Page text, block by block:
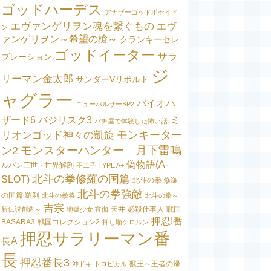
ゴッドハーデス アナザーゴッドポセイド
ン エヴァンゲリヲン魂を繋ぐもの エヴ
ァンゲリヲン～希望の槍～ クランキーセレ
ブレーション ゴッドイーター サラ
リーマン金太郎 サンダーVリボルト
ジ
ャグラー
ニューパルサーSP2 バイオハ
ザード6 バジリスク3 パチ屋で体験した怖い話
ミ
リオンゴッド神々の凱旋 モンキーター
ン2 モンスターハンター 月下雷鳴
ルパン三世・世界解剖 不二子 TYPE A+ 偽物語(A-
SLOT) 北斗の拳修羅の国篇 北斗の拳 修羅
の国篇 羅刹 北斗の拳将 北斗の拳強敵 北斗の拳～
新伝説創造～ 吉宗 地獄少女 宵伽 天井 必殺仕事人 戦国
BASARA3 戦国コレクション2 押し順ケロルン 押忍!番
長A 押忍サラリーマン番
長 押忍番長3 沖ドキ!トロピカル 獣王～王者の帰